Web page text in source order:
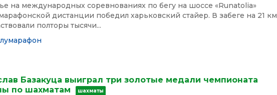
на международных соревнованиях по бегу на шоссе «Runatolia»
дистанции победил харьковский стайер. В забеге на 21 км
полторы тысячи...
Базакуца выиграл три золотые медали чемпионата
по шахматам
шахматы